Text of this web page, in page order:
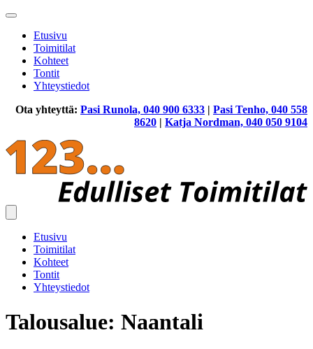
Etusivu
Toimitilat
Kohteet
Tontit
Yhteystiedot
Ota yhteyttä: Pasi Runola, 040 900 6333 | Pasi Tenho, 040 558
8620 | Katja Nordman, 040 050 9104
Etusivu
Toimitilat
Kohteet
Tontit
Yhteystiedot
Talousalue: Naantali